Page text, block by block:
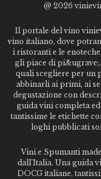
@ 2026
Il portale del vino
vino italiano, dove
i ristoranti e le
gli piace di
quali scegliere per un
abbinarli ai primi, ai
degustazione con
guida vini completa
tantissime le etichette
loghi pubblicati
Vini e Spumanti
dall'Italia. Una guida
DOCG italiane,